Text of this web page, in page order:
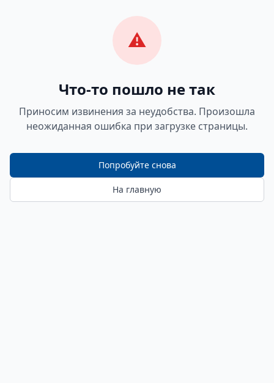
⚠️
Что-то пошло не так
Приносим извинения за неудобства. Произошла
неожиданная ошибка при загрузке страницы.
Попробуйте снова
На главную